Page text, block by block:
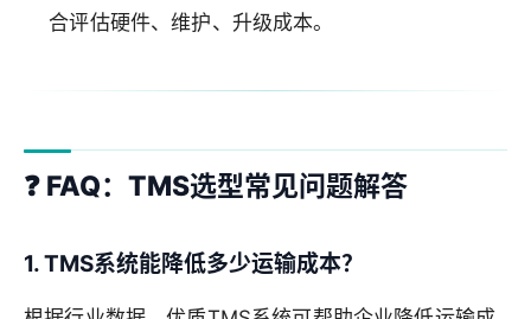
合评估硬件、维护、升级成本。
❓ FAQ：TMS选型常见问题解答
1. TMS系统能降低多少运输成本？